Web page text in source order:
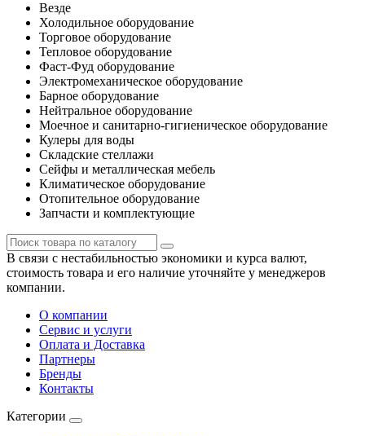
Везде
Холодильное оборудование
Торговое оборудование
Тепловое оборудование
Фаст-Фуд оборудование
Электромеханическое оборудование
Барное оборудование
Нейтральное оборудование
Моечное и санитарно-гигиеническое оборудование
Кулеры для воды
Складские стеллажи
Сейфы и металлическая мебель
Климатическое оборудование
Отопительное оборудование
Запчасти и комплектующие
В связи с нестабильностью экономики и курса валют,
стоимость товара и его наличие уточняйте у менеджеров
компании.
О компании
Сервис и услуги
Оплата и Доставка
Партнеры
Бренды
Контакты
Категории